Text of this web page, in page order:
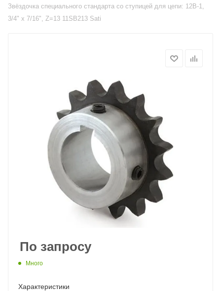
Звёздочка специального стандарта со ступицей для цепи: 12B-1,
3/4" x 7/16", Z=13 11SB213 Sati
По запросу
Много
Характеристики